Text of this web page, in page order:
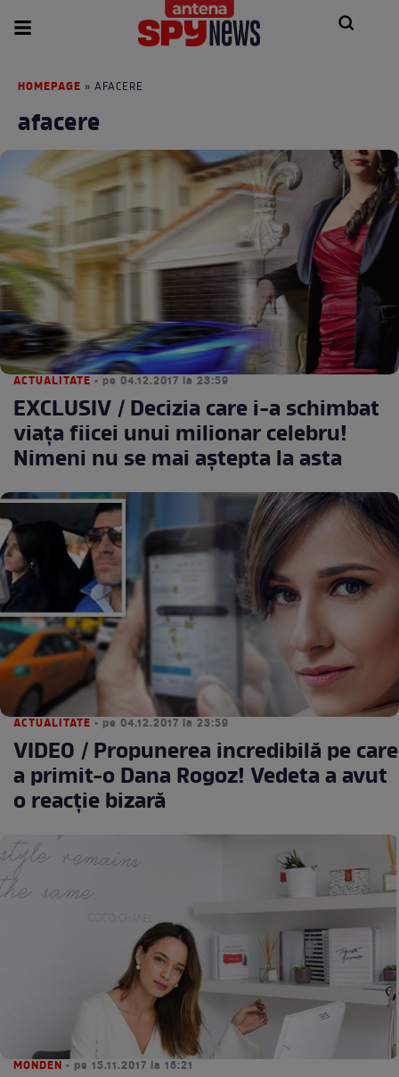
HOMEPAGE » AFACERE
afacere
ACTUALITATE • pe 04.12.2017 la 23:59
EXCLUSIV / Decizia care i-a schimbat
viaţa fiicei unui milionar celebru!
Nimeni nu se mai aştepta la asta
ACTUALITATE • pe 04.12.2017 la 23:59
VIDEO / Propunerea incredibilă pe care
a primit-o Dana Rogoz! Vedeta a avut
o reacţie bizară
MONDEN • pe 15.11.2017 la 16:21